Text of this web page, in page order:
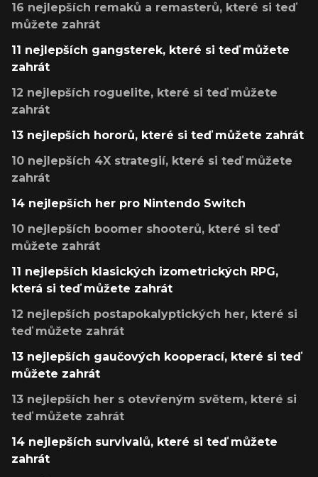
16 nejlepších remaků a remasterů, které si teď
můžete zahrát
11 nejlepších gangsterek, které si teď můžete
zahrát
12 nejlepších roguelite, které si teď můžete
zahrát
13 nejlepších hororů, které si teď můžete zahrát
10 nejlepších 4X strategií, které si teď můžete
zahrát
14 nejlepších her pro Nintendo Switch
10 nejlepších boomer shooterů, které si teď
můžete zahrát
11 nejlepších klasických izometrických RPG,
která si teď můžete zahrát
12 nejlepších postapokalyptických her, které si
teď můžete zahrát
13 nejlepších gaučových kooperací, které si teď
můžete zahrát
13 nejlepších her s otevřeným světem, které si
teď můžete zahrát
14 nejlepších survivalů, které si teď můžete
zahrát